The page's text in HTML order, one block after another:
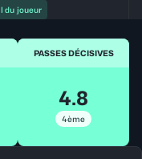
du joueur
PASSES DÉCISIVES
4.8
4ème